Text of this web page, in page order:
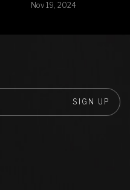
Nov 19, 2024
SIGN UP